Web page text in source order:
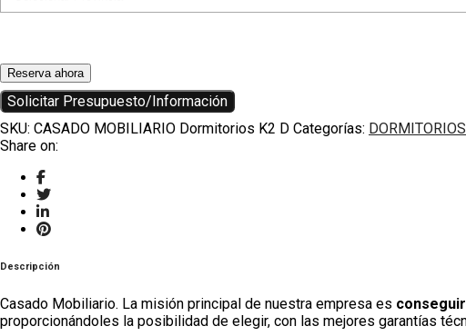
Reserva ahora
Solicitar Presupuesto/Información
SKU: CASADO MOBILIARIO Dormitorios K2 D Categorías:
Share on:
Descripción
Casado Mobiliario. La misión principal de nuestra empresa es
proporcionándoles la posibilidad de elegir, con las mejores garantías